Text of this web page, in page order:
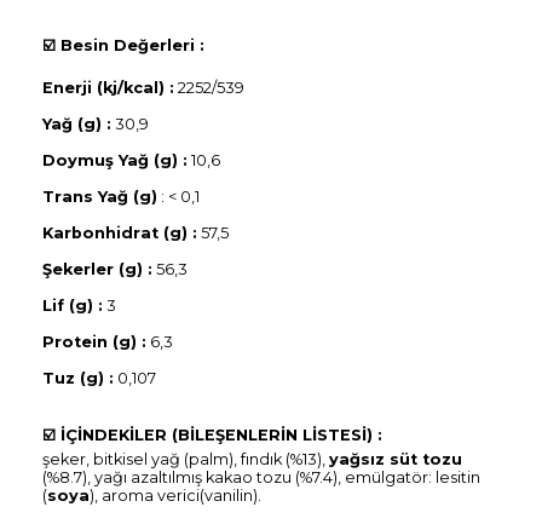
☑️ Besin Değerleri :
Enerji (kj/kcal) : 2252/539
Yağ (g) : 30,9
Doymuş Yağ (g) : 10,6
Trans Yağ (g) : < 0,1
Karbonhidrat (g) : 57,5
Şekerler (g) : 56,3
Lif (g) : 3
Protein (g) : 6,3
Tuz (g) : 0,107
☑️ İÇİNDEKİLER (BİLEŞENLERİN LİSTESİ) :
şeker, bitkisel yağ (palm), fındık (%13), yağsız süt tozu
(%8.7), yağı azaltılmış kakao tozu (%7.4), emülgatör: lesitin
(soya), aroma verici(vanilin).